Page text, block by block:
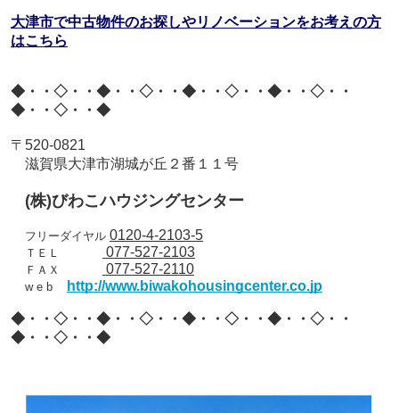
大津市で中古物件のお探しやリノベーションをお考えの方
はこちら
◆・・◇・・◆・・◇・・◆・・◇・・◆・・◇・・
◆・・◇・・◆
〒 520-0821
滋賀県大津市湖城が丘２番１１号
(株)びわこハウジングセンター
フリーダイヤル 0120-4-2103-5
ＴＥＬ 077-527-2103
ＦＡＸ 077-527-2110
w e b http://www.biwakohousingcenter.co.jp
◆・・◇・・◆・・◇・・◆・・◇・・◆・・◇・・
◆・・◇・・◆